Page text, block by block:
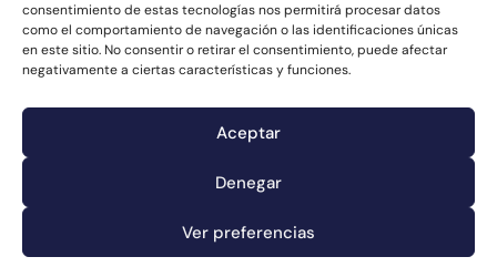
consentimiento de estas tecnologías nos permitirá procesar datos
como el comportamiento de navegación o las identificaciones únicas
en este sitio. No consentir o retirar el consentimiento, puede afectar
negativamente a ciertas características y funciones.
Aceptar
Denegar
Ver preferencias
Canal de denuncias
Información legal